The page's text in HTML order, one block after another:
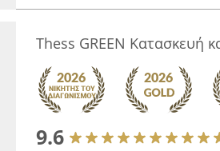
Thess GREEN Κατασκευή
9.6